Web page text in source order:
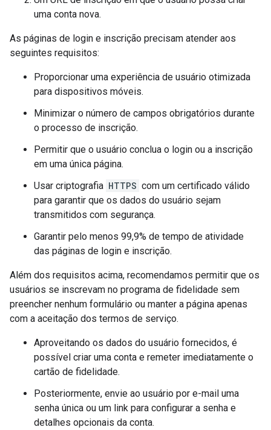
uma conta nova.
As páginas de login e inscrição precisam atender aos
seguintes requisitos:
Proporcionar uma experiência de usuário otimizada
para dispositivos móveis.
Minimizar o número de campos obrigatórios durante
o processo de inscrição.
Permitir que o usuário conclua o login ou a inscrição
em uma única página.
Usar criptografia HTTPS com um certificado válido
para garantir que os dados do usuário sejam
transmitidos com segurança.
Garantir pelo menos 99,9% de tempo de atividade
das páginas de login e inscrição.
Além dos requisitos acima, recomendamos permitir que os
usuários se inscrevam no programa de fidelidade sem
preencher nenhum formulário ou manter a página apenas
com a aceitação dos termos de serviço.
Aproveitando os dados do usuário fornecidos, é
possível criar uma conta e remeter imediatamente o
cartão de fidelidade.
Posteriormente, envie ao usuário por e-mail uma
senha única ou um link para configurar a senha e
detalhes opcionais da conta.